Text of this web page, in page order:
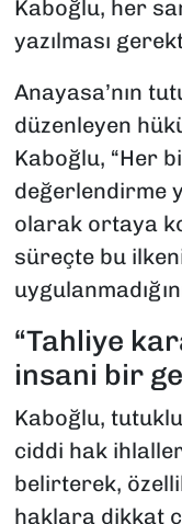
Kaboğlu, her
yazılması
Anayasa’nın
düzenleyen
Kaboğlu, “Her
değerlendirme
olarak ortaya
süreçte bu
“Tahliye
insani bir
Kaboğlu,
ciddi hak
belirterek,
haklara dikkat